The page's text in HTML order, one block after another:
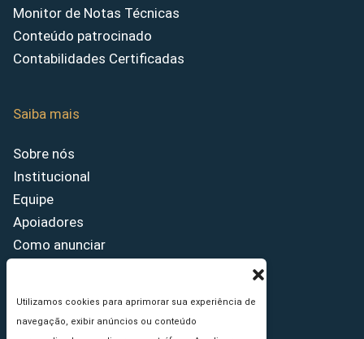
Utilizamos cookies para aprimorar sua experiência de
navegação, exibir anúncios ou conteúdo
Monitor de Notas Técnicas
Conteúdo patrocinado
Contabilidades Certificadas
Saiba mais
Sobre nós
Institucional
Equipe
Apoiadores
Como anunciar